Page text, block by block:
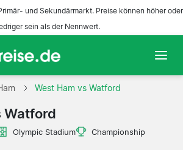
und Sekundärmarkt. Preise können höher oder
sein als der Nennwert.
West Ham vs Watford
Watford
Olympic Stadium
Championship